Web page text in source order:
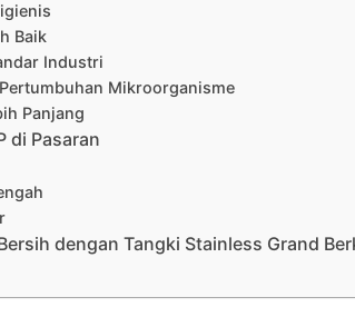
Baik
Industri
Mikroorganisme
Panjang
di Pasaran
dengan Tangki Stainless Grand